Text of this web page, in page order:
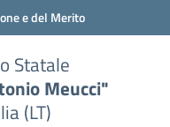
e del Merito
Statale
Meucci"
(LT)